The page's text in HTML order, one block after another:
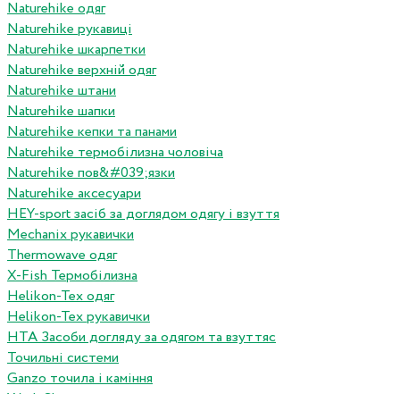
Naturehike одяг
Naturehike рукавиці
Naturehike шкарпетки
Naturehike верхній одяг
Naturehike штани
Naturehike шапки
Naturehike кепки та панами
Naturehike термобілизна чоловіча
Naturehike пов&#039;язки
Naturehike аксесуари
HEY-sport засіб за доглядом одягу і взуття
Mechanix рукавички
Thermowave одяг
X-Fish Термобілизна
Helikon-Tex одяг
Helikon-Tex рукавички
HTA Засоби догляду за одягом та взуттяс
Точильні системи
Ganzo точила і каміння